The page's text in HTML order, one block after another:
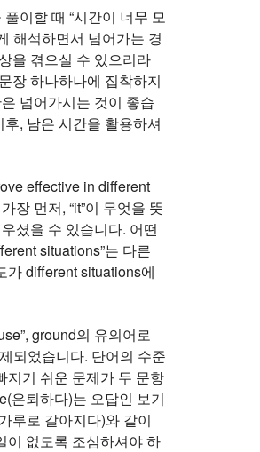
이할 때 “시간이 너무 모
해석하면서 넘어가는 경
을 겪으실 수 있으리라
장 하나하나에 집착하지
넘어가시는 것이 좋습
, 남은 시간을 활용하셔
effective in different
장 먼저, “it”이 무엇을 뜻
셨을 수 있습니다. 어떤
situations”는 다른
가 different situations에
ground의 유의어로
되었습니다. 단어의 수준
지기 쉬운 문제가 두 문항
은퇴하다)는 오답인 보기
루로 갈아지다)와 같이
이 없도록 조심하셔야 하